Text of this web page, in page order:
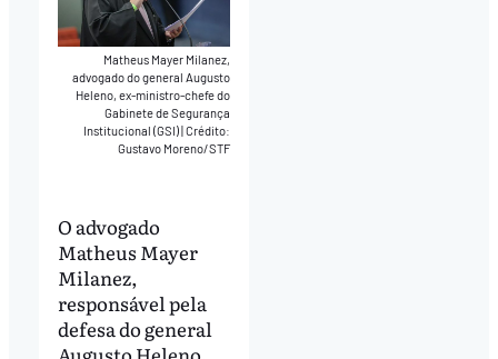
Matheus Mayer Milanez,
advogado do general Augusto
Heleno, ex-ministro-chefe do
Gabinete de Segurança
Institucional (GSI)|Crédito:
Gustavo Moreno/STF
O advogado
Matheus Mayer
Milanez,
responsável pela
defesa do general